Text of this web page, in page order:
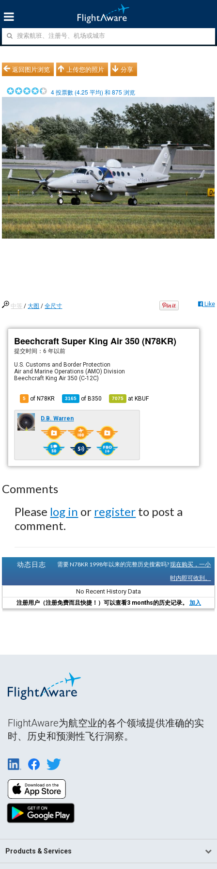
返回图片浏览 上传您的照片 分享
4投票數 (4.25 平均) 和875 浏览
中等 /大图 /全尺寸 Like
Beechcraft Super King Air 350 (N78KR)
提交时间：6 年以前
U.S. Customs and Border Protection
Air and Marine Operations (AMO) Division
Beechcraft King Air 350 (C-12C)
5 of N78KR 3165 ofB350 7075 atKBUF
D.B. Warren
Comments
Please log in or register to post a
comment.
动态日志 需要 N78KR 1998年以来的完整历史搜索吗?现在购买，一小
时内即可收到。
No Recent History Data
注册用户（注册免费而且快捷！）可以查看3 months的历史记录。 加入
FlightAware为航空业的各个领域提供准确的实
时、历史和预测性飞行洞察。
Products & Services